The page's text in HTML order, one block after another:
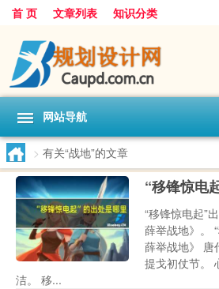
首 页 文章列表 知识分类
网站导航
> 有关“战地”的文章
“移锋惊电
“移锋惊电起”
薛举战地》。
薛举战地》 唐
提戈初仗节。
洁。 移...